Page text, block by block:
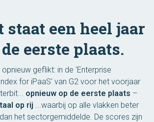
een heel jaar
eerste plaats.
geflikt: in de 'Enterprise
for iPaaS' van G2 voor het voorjaar
opnieuw op de eerste plaats –
op rij ...waarbij op alle vlakken beter
het sectorgemiddelde. De scores zijn